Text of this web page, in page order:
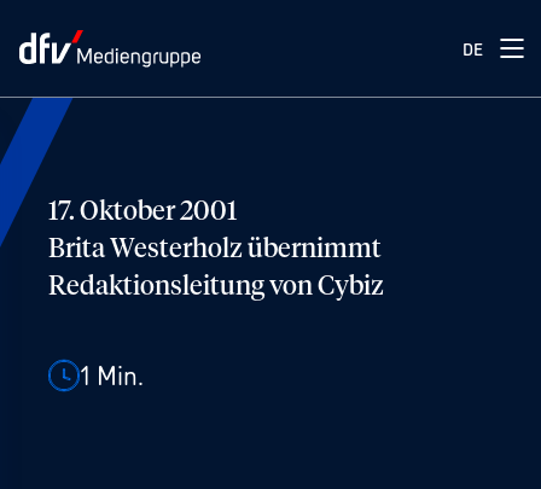
DE
17. Oktober 2001
Brita Westerholz übernimmt
Redaktionsleitung von Cybiz
1 Min.